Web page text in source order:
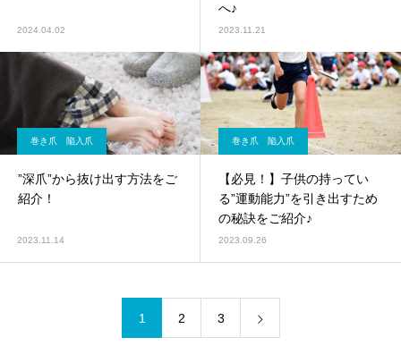
2024.04.02
へ♪
2023.11.21
巻き爪 陥入爪
”深爪”から抜け出す方法をご
紹介！
2023.11.14
巻き爪 陥入爪
【必見！】子供の持ってい
る”運動能力”を引き出すため
の秘訣をご紹介♪
2023.09.26
1 2 3